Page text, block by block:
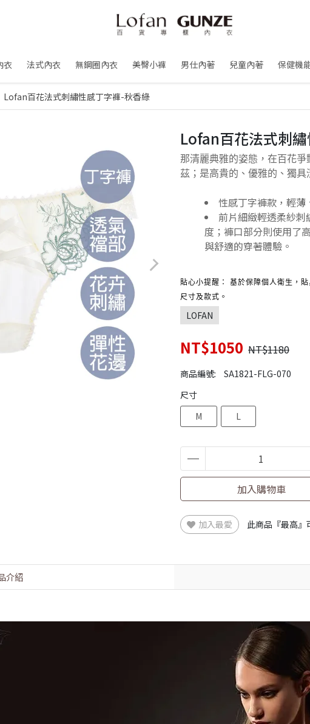
衣 法式內衣 無鋼圈內衣 美臀小褲 男仕內著 兒童內著 保健機
Lofan百花法式刺繡性感丁字褲-秋香綠
Lofan百花法式刺
那清麗典雅的姿態，在百花
茲；是高貴的、優雅的、獨
性感丁字褲款，輕薄
前片細緻輕透柔紗
度；褲口部分則使用了
與舒適的穿著體驗。
貼心小提醒： 基於保障個人衛生，
尺寸及款式。
LOFAN
NT$1050 NT$1180
商品編號:
SA1821-FLG-070
尺寸
M
L
加入購物車
加入最愛 此商品『最高
介紹